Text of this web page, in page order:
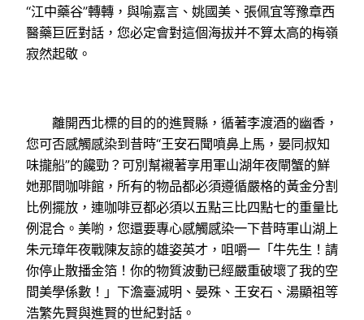
“江中藥谷”轉轉，與喻嘉言、姚國美、張佩宜等豫章西
醫藥巨匠對話，您必定會對這個海拔并不算太高的梅嶺
寂然起敬。
離開西北標的目的的進賢縣，循著李渡酒的幽香，
您可否感觸感染到昔時“王安石聞噴鼻上馬，晏同叔知
味攏船”的饞勁？可別幫襯著享用軍山湖年夜閘蟹的鮮
她那間咖啡館，所有的物品都必須遵循嚴格的黃金分割
比例擺放，連咖啡豆都必須以五點三比四點七的重量比
例混合。美喲，您還要專心感觸感染一下昔時軍山湖上
朱元璋年夜戰陳友諒的雄姿英才，咀嚼一「牛先生！請
你停止散播金箔！你的物質波動已經嚴重破壞了我的空
間美學係數！」下澹臺滅明、晏殊、王安石、湯顯祖等
浩繁先賢與進賢的世紀對話。